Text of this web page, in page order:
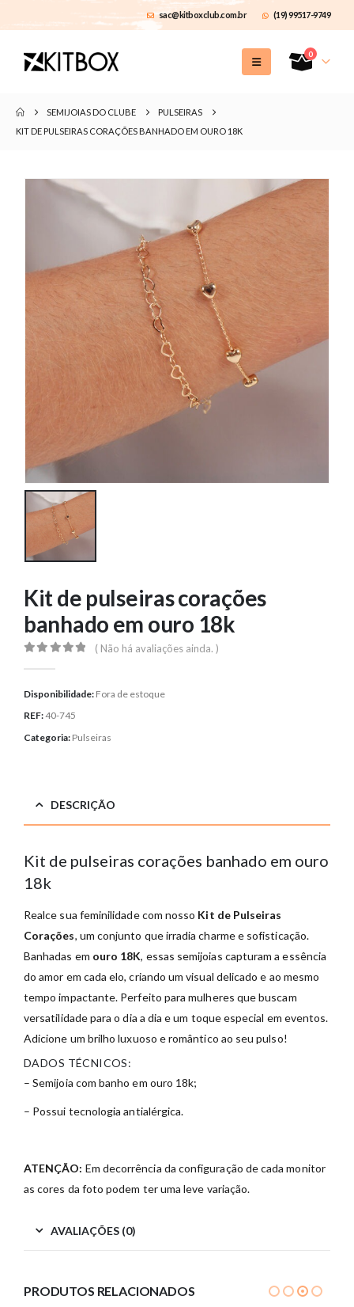
sac@kitboxclub.com.br (19) 99517-9749
0
SEMIJOIAS DO CLUBE
PULSEIRAS
KIT DE PULSEIRAS CORAÇÕES BANHADO EM OURO 18K
Kit de pulseiras corações
banhado em ouro 18k
( Não há avaliações ainda. )
Disponibilidade: Fora de estoque
REF:40-745
Categoria: Pulseiras
DESCRIÇÃO
Kit de pulseiras corações banhado em ouro
18k
Realce sua feminilidade com nosso Kit de Pulseiras
Corações, um conjunto que irradia charme e sofisticação.
Banhadas em ouro 18K, essas semijoias capturam a essência
do amor em cada elo, criando um visual delicado e ao mesmo
tempo impactante. Perfeito para mulheres que buscam
versatilidade para o dia a dia e um toque especial em eventos.
Adicione um brilho luxuoso e romântico ao seu pulso!
DADOS TÉCNICOS:
– Semijoia com banho em ouro 18k;
– Possui tecnologia antialérgica.
ATENÇÃO: Em decorrência da configuração de cada monitor
as cores da foto podem ter uma leve variação.
AVALIAÇÕES (0)
PRODUTOS RELACIONADOS